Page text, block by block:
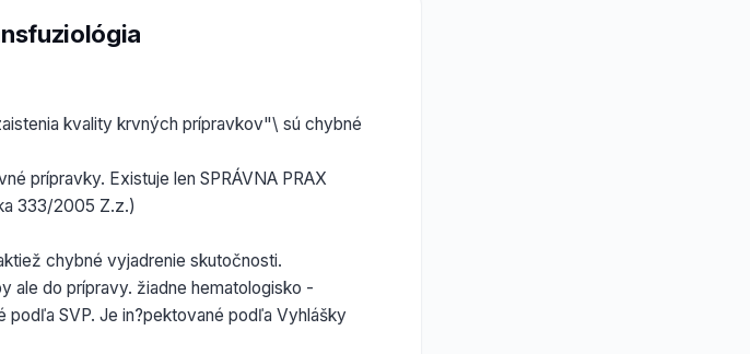
kvality krvných prípravkov"\ sú chybné
prípravky. Existuje len SPRÁVNA PRAX
333/2005 Z.z.)
chybné vyjadrenie skutočnosti.
ale do prípravy. žiadne hematologisko -
podľa SVP. Je in?pektované podľa Vyhlášky